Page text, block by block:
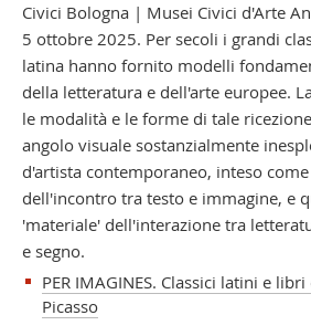
Civici Bologna | Musei Civici d'Arte
5 ottobre 2025. Per secoli i grandi
latina hanno fornito modelli
della letteratura e dell'arte europee.
le modalità e le forme di tale
angolo visuale sostanzialmente
d'artista contemporaneo, inteso
dell'incontro tra testo e immagine, e
'materiale' dell'interazione tra
e segno.
PER IMAGINES. Classici latini e
Picasso